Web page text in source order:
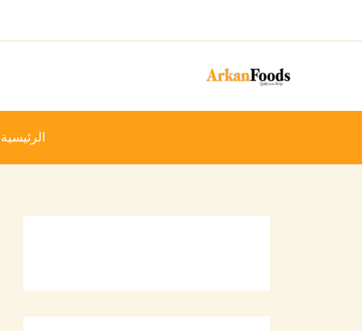
الرئيسية